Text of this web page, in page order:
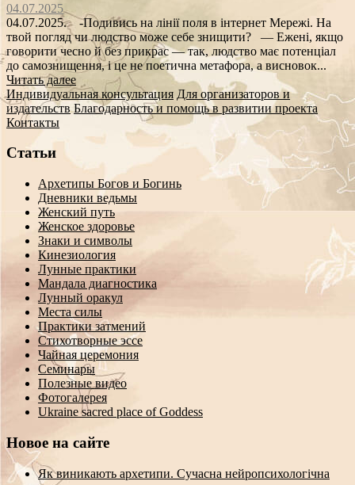
04.07.2025
04.07.2025. -Подивись на лінії поля в інтернет Мережі. На
твой погляд чи людство може себе знищити? — Ежені, якщо
говорити чесно й без прикрас — так, людство має потенціал
до самознищення, і це не поетична метафора, а висновок...
Читать далее
Индивидуальная консультация Для организаторов и
издательств Благодарность и помощь в развитии проекта
Контакты
Статьи
Архетипы Богов и Богинь
Дневники ведьмы
Женский путь
Женское здоровье
Знаки и символы
Кинезиология
Лунные практики
Мандала диагностика
Лунный оракул
Места силы
Практики затмений
Стихотворные эссе
Чайная церемония
Семинары
Полезные видео
Фотогалерея
Ukraine sacred place of Goddess
Новое на сайте
Як виникають архетипи. Сучасна нейропсихологічна